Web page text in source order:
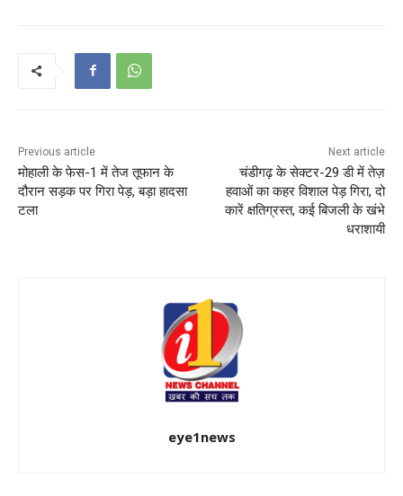
Previous article
मोहाली के फेस-1 में तेज तूफान के
दौरान सड़क पर गिरा पेड़, बड़ा हादसा
टला
Next article
चंडीगढ़ के सेक्टर-29 डी में तेज़
हवाओं का कहर विशाल पेड़ गिरा, दो
कारें क्षतिग्रस्त, कई बिजली के खंभे
धराशायी
eye1news